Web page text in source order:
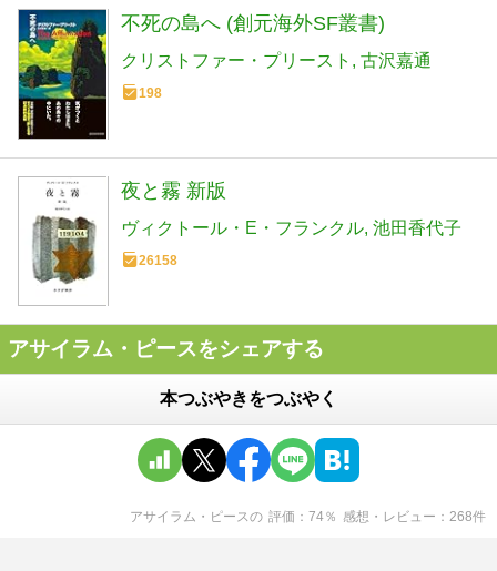
不死の島へ (創元海外SF叢書)
クリストファー・プリースト 古沢嘉通
198
夜と霧 新版
ヴィクトール・E・フランクル 池田香代子
26158
アサイラム・ピースをシェアする
本つぶやきをつぶやく
アサイラム・ピースの 評価 74％ 感想・レビュー 268件